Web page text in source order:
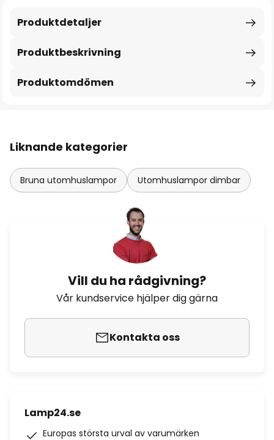
Produktbeskrivning
Produktdetaljer
Produktomdömen
Liknande kategorier
Bruna utomhuslampor Utomhuslampor dimbar
Vill du ha rådgivning?
Vår kundservice hjälper dig gärna
Kontakta oss
Lamp24.se
Europas största urval av varumärken